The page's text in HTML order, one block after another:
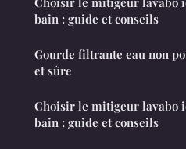
bain : guide et conseils
Gourde filtrante eau non
et sûre
Choisir le mitigeur lavabo
bain : guide et conseils